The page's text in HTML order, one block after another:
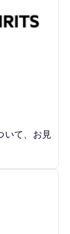
いて、お見